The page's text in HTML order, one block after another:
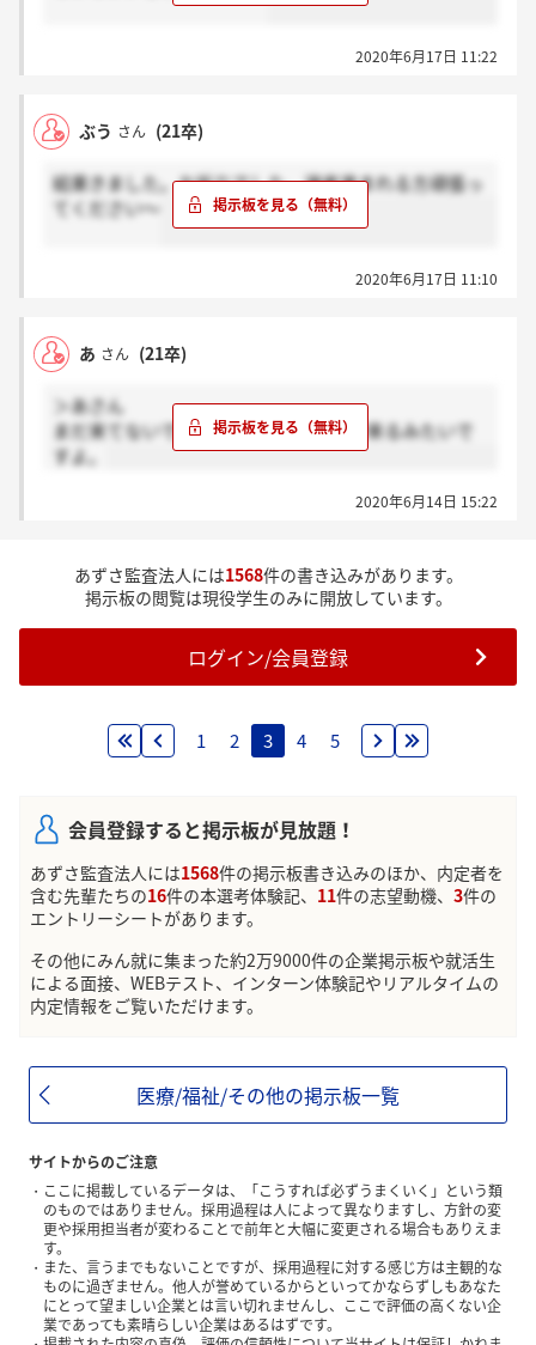
2020年6月17日 11:22
ぶう さん (21卒)
結果きました。お祈りでした。選考進まれる方頑張っ
てください～
2020年6月17日 11:10
あ さん (21卒)
＞あさん
まだ来てないです。2週間程度で結果が来るみたいで
すよ。
2020年6月14日 15:22
あずさ監査法人には1568件の書き込みがあります。
掲示板の閲覧は現役学生のみに開放しています。
ログイン/会員登録
1 2 3 4 5
会員登録すると掲示板が見放題！
あずさ監査法人には1568件の掲示板書き込みのほか、内定者を
含む先輩たちの16件の本選考体験記、 11件の志望動機、 3件の
エントリーシートがあります。
その他にみん就に集まった約2万9000件の企業掲示板や就活生
による面接、WEBテスト、インターン体験記やリアルタイムの
内定情報をご覧いただけます。
医療/福祉/その他の掲示板一覧
サイトからのご注意
ここに掲載しているデータは、「こうすれば必ずうまくいく」という類
のものではありません。採用過程は人によって異なりますし、方針の変
更や採用担当者が変わることで前年と大幅に変更される場合もありえま
す。
また、言うまでもないことですが、採用過程に対する感じ方は主観的な
ものに過ぎません。他人が誉めているからといってかならずしもあなた
にとって望ましい企業とは言い切れませんし、ここで評価の高くない企
業であっても素晴らしい企業はあるはずです。